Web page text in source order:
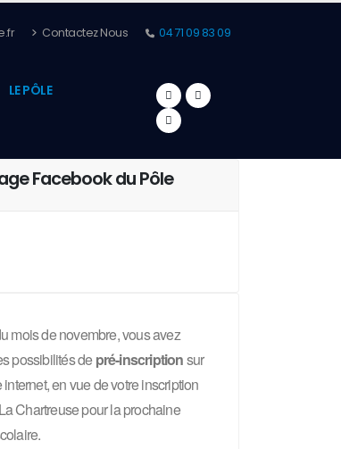
Contactez Nous 04 71 09 83 09
LE PÔLE
Facebook du Pôle
mois de novembre, vous avez
possibilités depré-inscriptionsur
internet, en vue de votre inscription
Chartreuse pour la prochaine